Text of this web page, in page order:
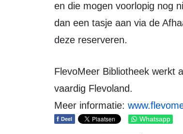
en die mogen voorlopig nog
dan een tasje aan via de
deze reserveren.
FlevoMeer Bibliotheek werkt
vaardig Flevoland.
Meer informatie:
f Deel Whatsapp